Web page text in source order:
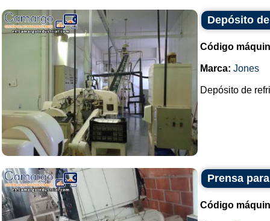
Depósito
Código
Marca: Jones
Depósito de
Prensa
Código